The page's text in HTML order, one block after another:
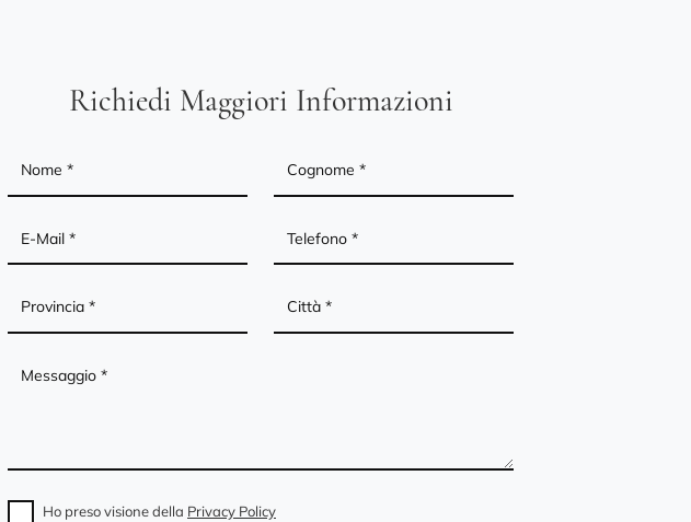
Richiedi Maggiori Informazioni
Ho preso visione della Privacy Policy